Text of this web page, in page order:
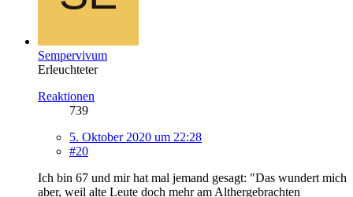
Sempervivum
Erleuchteter
Reaktionen
739
5. Oktober 2020 um 22:28
#20
Ich bin 67 und mir hat mal jemand gesagt: "Das wundert mich
aber, weil alte Leute doch mehr am Althergebrachten